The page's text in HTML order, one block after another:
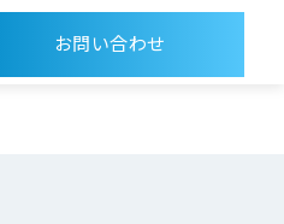
お問い合わせ